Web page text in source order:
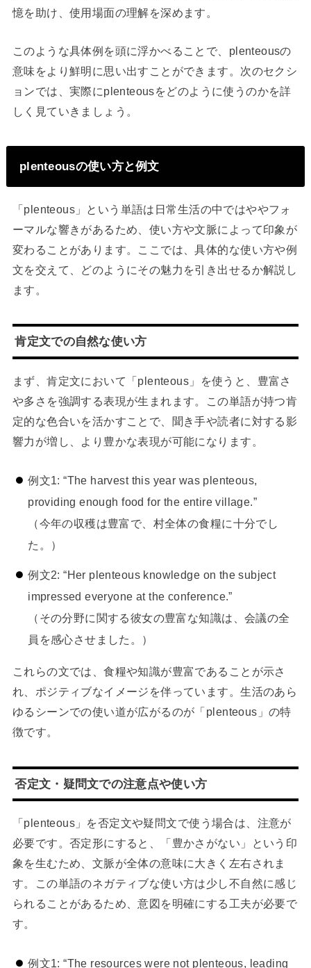
憶を助け、使用場面の理解を深めます。
このような具体例を頭に浮かべることで、plenteousの
意味をより鮮明に思い出すことができます。次のセクシ
ョンでは、実際にplenteousをどのように使うのかを詳
しく見ていきましょう。
plenteousの使い方と例文
「plenteous」という単語は日常生活の中ではややフォ
ーマルな響きがあるため、使い方や文脈によって印象が
変わることがあります。ここでは、具体的な使い方や例
文を交えて、どのようにその魅力を引き出せるか解説し
ます。
肯定文での自然な使い方
まず、肯定文において「plenteous」を使うと、豊富さ
や多さを強調する表現が生まれます。この単語が持つ肯
定的な色合いを活かすことで、聞き手や読者に対する影
響力が増し、より豊かな表現が可能になります。
例文1: “The harvest this year was plenteous,
providing enough food for the entire village.”
（今年の収穫は豊富で、村全体の食糧に十分でし
た。）
例文2: “Her plenteous knowledge on the subject
impressed everyone at the conference.”
（その分野に関する彼女の豊富な知識は、会議の全
員を感心させました。）
これらの文では、食糧や知識が豊富であることが示さ
れ、ポジティブなイメージを伴っています。生活のあら
ゆるシーンでの使い道が広がるのが「plenteous」の特
徴です。
否定文・疑問文での注意点や使い方
「plenteous」を否定文や疑問文で使う場合は、注意が
必要です。否定形にすると、「豊かさがない」という印
象を生むため、文脈が全体の意味に大きく左右されま
す。この単語のネガティブな使い方は少し不自然に感じ
られることがあるため、意図を明確にする工夫が必要で
す。
例文1: “The resources were not plenteous, leading